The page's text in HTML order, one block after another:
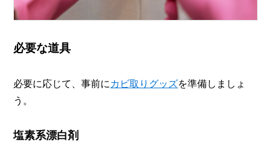
必要な道具
必要に応じて、事前に カビ取りグッズを準備しましょ
う。
塩素系漂白剤